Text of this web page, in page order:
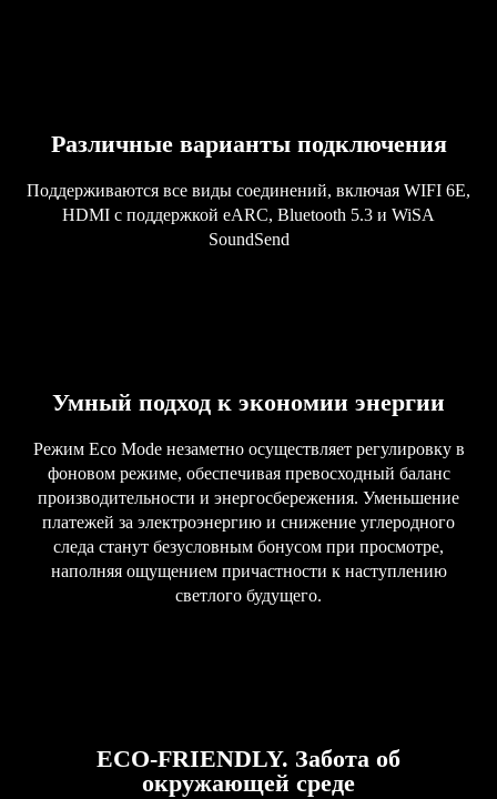
Различные варианты подключения
Поддерживаются все виды соединений, включая WIFI 6E,
HDMI с поддержкой eARC, Bluetooth 5.3 и WiSA
SoundSend
Умный подход к экономии энергии
Режим Eco Mode незаметно осуществляет регулировку в
фоновом режиме, обеспечивая превосходный баланс
производительности и энергосбережения. Уменьшение
платежей за электроэнергию и снижение углеродного
следа станут безусловным бонусом при просмотре,
наполняя ощущением причастности к наступлению
светлого будущего.
ECO-FRIENDLY. Забота об
окружающей среде